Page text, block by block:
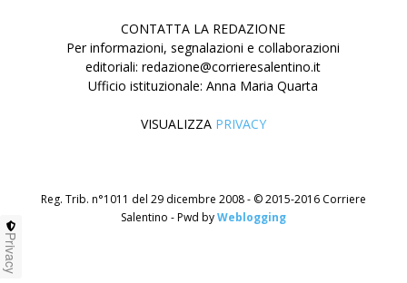
CONTATTA LA REDAZIONE
Per informazioni, segnalazioni e collaborazioni
editoriali: redazione@corrieresalentino.it
Ufficio istituzionale: Anna Maria Quarta
VISUALIZZA PRIVACY
Reg. Trib. n°1011 del 29 dicembre 2008 - © 2015-2016 Corriere
Salentino - Pwd byWeblogging
Privacy